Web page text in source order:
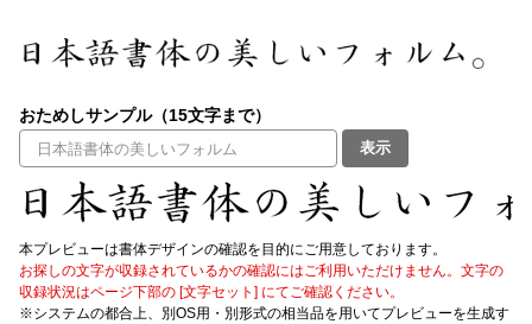
お問い合わせ
セット or 単体
価格帯
〜
おためしサンプル（15文字まで）
表示
本プレビューは書体デザインの確認を目的にご用意しております。
お探しの文字が収録されているかの確認にはご利用いただけません。文字の
収録状況はページ下部の [文字セット] にてご確認ください。
※システムの都合上、別OS用・別形式の相当品を用いてプレビューを生成す